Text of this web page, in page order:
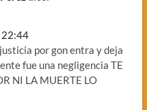
22:44
por gon entra y deja
fue una negligencia TE
NI LA MUERTE LO